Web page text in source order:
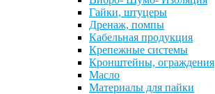
Гайки, штуцеры
Дренаж, помпы
Кабельная продукция
Крепежные системы
Кронштейны, ограждения
Масло
Материалы для пайки